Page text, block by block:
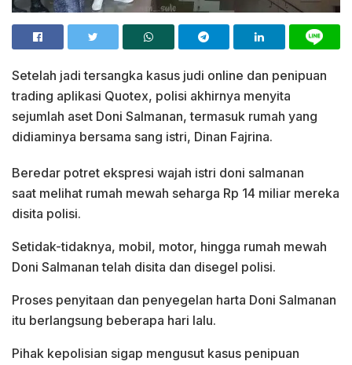
Setelah jadi tersangka kasus judi online dan penipuan
trading aplikasi Quotex, polisi akhirnya menyita
sejumlah aset Doni Salmanan, termasuk rumah yang
didiaminya bersama sang istri, Dinan Fajrina.
Beredar potret ekspresi wajah istri doni salmanan
saat melihat rumah mewah seharga Rp 14 miliar mereka
disita polisi.
Setidak-tidaknya, mobil, motor, hingga rumah mewah
Doni Salmanan telah disita dan disegel polisi.
Proses penyitaan dan penyegelan harta Doni Salmanan
itu berlangsung beberapa hari lalu.
Pihak kepolisian sigap mengusut kasus penipuan